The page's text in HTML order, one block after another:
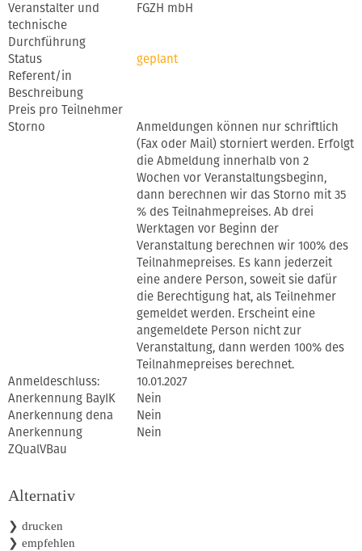
Veranstalter und
technische
Durchführung
FGZH mbH
Status
geplant
Referent/in
Beschreibung
Preis pro Teilnehmer
Storno
Anmeldungen können nur schriftlich
(Fax oder Mail) storniert werden. Erfolgt
die Abmeldung innerhalb von 2
Wochen vor Veranstaltungsbeginn,
dann berechnen wir das Storno mit 35
% des Teilnahmepreises. Ab drei
Werktagen vor Beginn der
Veranstaltung berechnen wir 100% des
Teilnahmepreises. Es kann jederzeit
eine andere Person, soweit sie dafür
die Berechtigung hat, als Teilnehmer
gemeldet werden. Erscheint eine
angemeldete Person nicht zur
Veranstaltung, dann werden 100% des
Teilnahmepreises berechnet.
Anmeldeschluss:
10.01.2027
Anerkennung BayIK
Nein
Anerkennung dena
Nein
Anerkennung
ZQualVBau
Nein
Alternativ
❯ drucken
❯ empfehlen